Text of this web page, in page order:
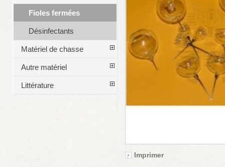
Imprimer
Fioles fermées
Désinfectants
Matériel de chasse
Autre matériel
Littérature